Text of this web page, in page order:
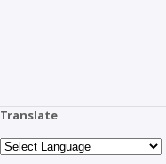
Translate